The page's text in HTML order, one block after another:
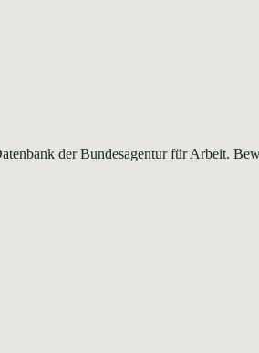
der Bundesagentur für Arbeit.